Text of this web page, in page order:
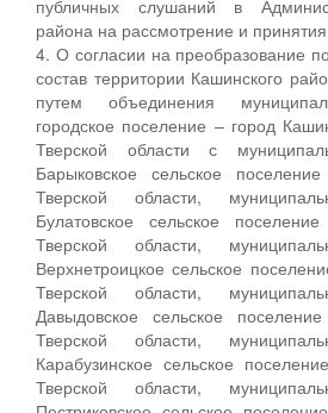
публичных слушаний в
района на рассмотрение и
4. О согласии на преобразование
состав территории Кашинского
путем объединения
городское поселение – город
Тверской области с
Барыковское сельское
Тверской области,
Булатовское сельское
Тверской области,
Верхнетроицкое сельское
Тверской области,
Давыдовское сельское
Тверской области,
Карабузинское сельское
Тверской области,